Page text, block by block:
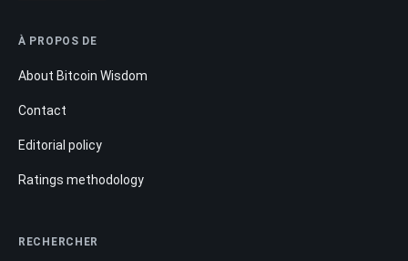
À PROPOS DE
About Bitcoin Wisdom
Contact
Editorial policy
Ratings methodology
RECHERCHER